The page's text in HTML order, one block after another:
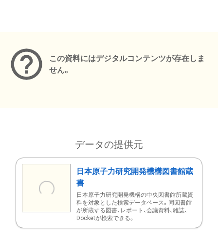
この資料にはデジタルコンテンツが存在しま
せん。
データの提供元
日本原子力研究開発機構図書館蔵
書
日本原子力研究開発機構の中央図書館所蔵資
料を対象とした検索データベース。同図書館
が所蔵する図書、レポート、会議資料、雑誌、
Docketが検索できる。